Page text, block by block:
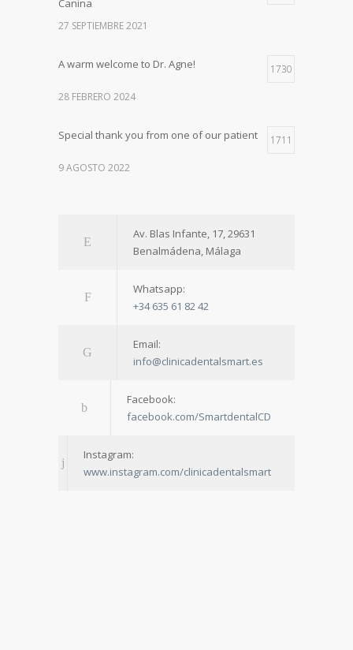
Canina
27 SEPTIEMBRE 2021
A warm welcome to Dr. Agne! 1730
28 FEBRERO 2024
Special thank you from one of our patient 1711
9 AGOSTO 2022
Av. Blas Infante, 17, 29631
Benalmádena, Málaga
Whatsapp:
+34 635 61 82 42
Email:
info@clinicadentalsmart.es
Facebook:
facebook.com/SmartdentalCD
Instagram:
www.instagram.com/clinicadentalsmart